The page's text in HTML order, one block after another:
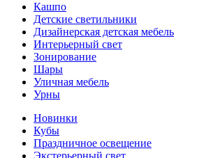
Кашпо
Детские светильники
Дизайнерская детская мебель
Интерьерный свет
Зонирование
Шары
Уличная мебель
Урны
Новинки
Кубы
Праздничное освещение
Экстерьерный свет